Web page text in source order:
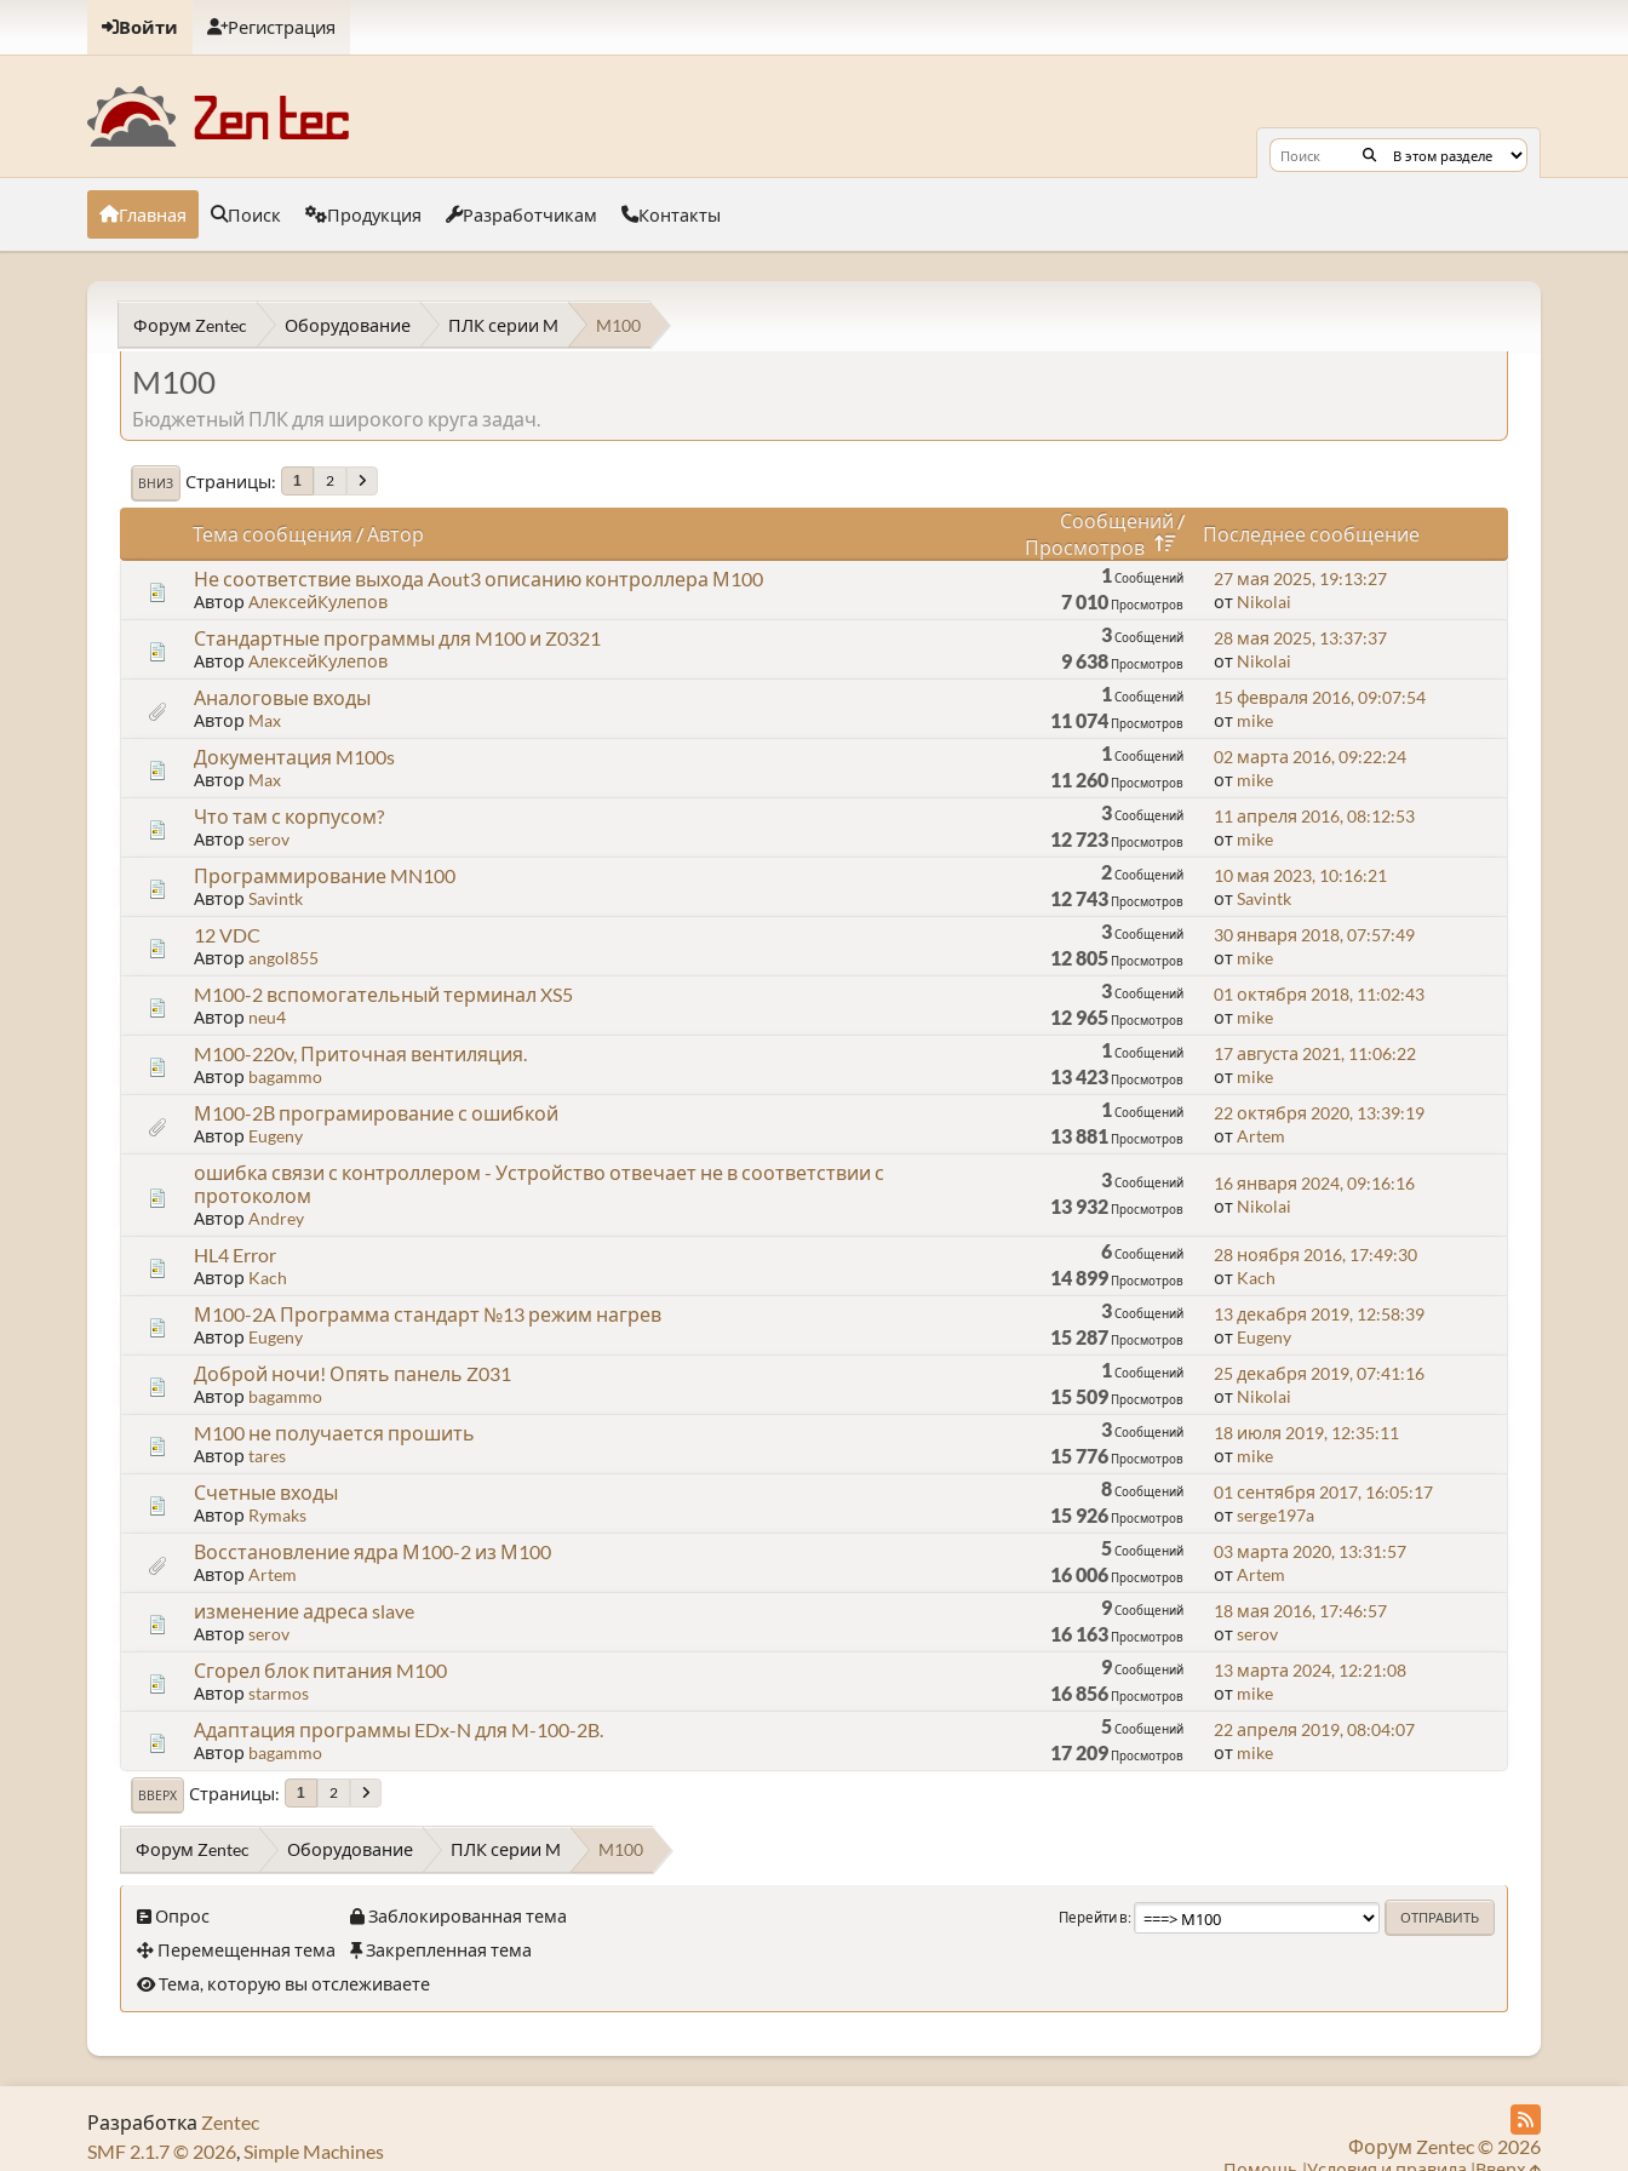
Войти Регистрация
Главная Поиск Продукция Разработчикам Контакты
Форум Zentec Оборудование ПЛК серии M M100
M100
Бюджетный ПЛК для широкого круга задач.
ВНИЗ Страницы 1 2
Тема сообщения / Автор
Сообщений /
Просмотров
Последнее сообщение
Не соответствие выхода Aout3 описанию контроллера М100
Автор АлексейКулепов
1 Сообщений
7 010 Просмотров
27 мая 2025, 19:13:27
от Nikolai
Стандартные программы для M100 и Z0321
Автор АлексейКулепов
3Сообщений
9 638 Просмотров
28 мая 2025, 13:37:37
от Nikolai
Аналоговые входы
Автор Max
1 Сообщений
11 074 Просмотров
15 февраля 2016, 09:07:54
от mike
Документация M100s
Автор Max
1 Сообщений
11 260 Просмотров
02 марта 2016, 09:22:24
от mike
Что там с корпусом?
Автор serov
3Сообщений
12 723 Просмотров
11 апреля 2016, 08:12:53
от mike
Программирование MN100
Автор Savintk
2Сообщений
12 743 Просмотров
10 мая 2023, 10:16:21
отSavintk
12 VDC
Автор angol855
3Сообщений
12 805 Просмотров
30 января 2018, 07:57:49
от mike
M100-2 вспомогательный терминал XS5
Автор neu4
3Сообщений
12 965 Просмотров
01 октября 2018, 11:02:43
от mike
M100-220v, Приточная вентиляция.
Автор bagammo
1 Сообщений
13 423 Просмотров
17 августа 2021, 11:06:22
от mike
М100-2В програмирование с ошибкой
Автор Eugeny
1 Сообщений
13 881 Просмотров
22 октября 2020, 13:39:19
отArtem
ошибка связи с контроллером - Устройство отвечает не в соответствии с
протоколом
Автор Andrey
3Сообщений
13 932 Просмотров
16 января 2024, 09:16:16
от Nikolai
HL4 Error
Автор Kach
6Сообщений
14 899 Просмотров
28 ноября 2016, 17:49:30
от Kach
М100-2A Программа стандарт №13 режим нагрев
Автор Eugeny
3Сообщений
15 287 Просмотров
13 декабря 2019, 12:58:39
от Eugeny
Доброй ночи! Опять панель Z031
Автор bagammo
1 Сообщений
15 509 Просмотров
25 декабря 2019, 07:41:16
от Nikolai
M100 не получается прошить
Автор tares
3Сообщений
15 776 Просмотров
18 июля 2019, 12:35:11
от mike
Счетные входы
Автор Rymaks
8Сообщений
15 926 Просмотров
01 сентября 2017, 16:05:17
отserge197a
Восстановление ядра М100-2 из М100
Автор Artem
5Сообщений
16 006 Просмотров
03 марта 2020, 13:31:57
отArtem
изменение адреса slave
Автор serov
9Сообщений
16 163 Просмотров
18 мая 2016, 17:46:57
отserov
Сгорел блок питания M100
Автор starmos
9Сообщений
16 856 Просмотров
13 марта 2024, 12:21:08
от mike
Адаптация программы EDx-N для M-100-2B.
Автор bagammo
5Сообщений
17 209 Просмотров
22 апреля 2019, 08:04:07
от mike
ВВЕРХ Страницы 1 2
Форум Zentec Оборудование ПЛК серии M M100
Перейти в
Опрос
Перемещенная тема
Заблокированная тема
Закрепленная тема
Тема, которую вы отслеживаете
Разработка Zentec
SMF 2.1.7 © 2026,Simple Machines Форум Zentec © 2026